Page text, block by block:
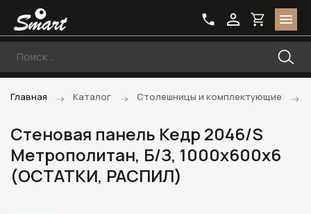
Главная Каталог Столешницы и комплектующие
Стеновая панель Кедр 2046/S
Метрополитан, Б/З, 1000х600х6
(ОСТАТКИ, РАСПИЛ)